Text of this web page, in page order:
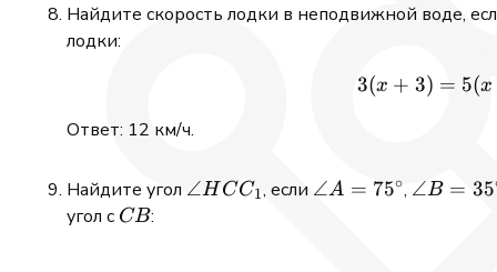
Найдите скорость лодки в неподвижной воде,
лодки:
3(x + 3) = 5(x
Ответ: 12 км/ч.
Найдите угол \angle
∠H CC1, если \angle
∠A = 75∘, \angle
∠B = 35
угол с CB
CB: